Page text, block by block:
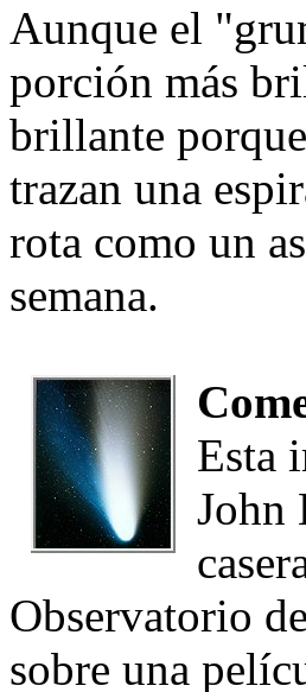
Aunque el
porción más
brillante
trazan una
rota como un
semana.
Esta
John
Observatorio
sobre una